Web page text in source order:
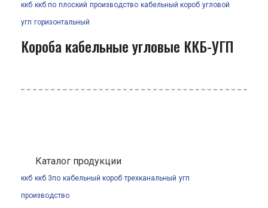
ккб ккб по плоский производство кабельный короб угловой
угп горизонтальный
Короба кабельные угловые ККБ-УГП
Каталог продукции
ккб ккб 3по кабельный короб трехканальный угп
производство